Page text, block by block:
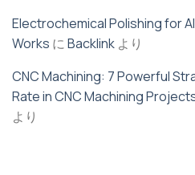
Electrochemical Polishing for
Works にBacklink より
CNC Machining: 7 Powerful
Rate in CNC Machining
より